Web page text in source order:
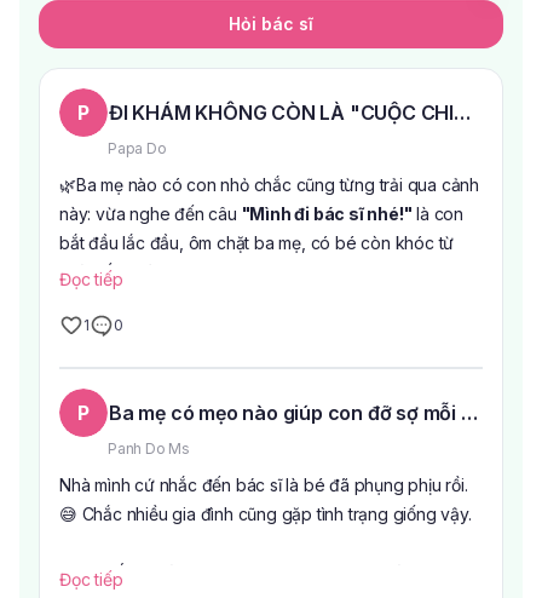
Hỏi bác sĩ
P ĐI KHÁM KHÔNG CÒN LÀ "CUỘC CHIẾN" VỚI
Papa Do
🌿Ba mẹ nào có con nhỏ chắc cũng từng trải qua cảnh
này: vừa nghe đến câu "Mình đi bác sĩ nhé!" là con
bắt đầu lắc đầu, ôm chặt ba mẹ, có bé còn khóc từ
nhà đến phòng khám.
Thực ra, nhiều khi điều khiến các con sợ không chỉ là
khi bước vào bệnh viện.
🍀Hiểu được tâm lý đó,
được thiết kế với nhiều hình ảnh ngộ nghĩnh, màu sắc
tươi sáng cùng khu vui chơi nhỏ để các bé có thêm
Chỉ cần vài phút vui chơi, nhiều bạn nhỏ đã quên mất
cảm giác lo lắng ban đầu.
Đọc tiếp
1 0
P Ba mẹ có mẹo nào giúp con đỡ sợ mỗi lần đi
Panh Do Ms
Nhà mình cứ nhắc đến bác sĩ là bé đã phụng phịu rồi.
😅 Chắc nhiều gia đình cũng gặp tình trạng giống vậy.
Mình thấy ngoài chuyện bác sĩ khám nhẹ nhàng thì
Đọc tiếp